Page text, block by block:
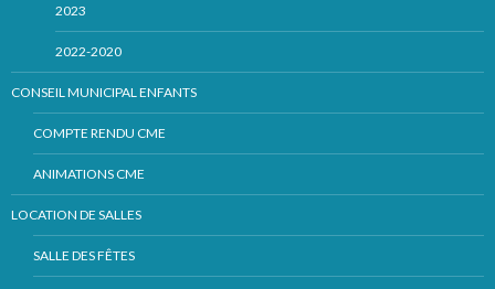
2023
2022-2020
CONSEIL MUNICIPAL ENFANTS
COMPTE RENDU CME
ANIMATIONS CME
LOCATION DE SALLES
SALLE DES FÊTES